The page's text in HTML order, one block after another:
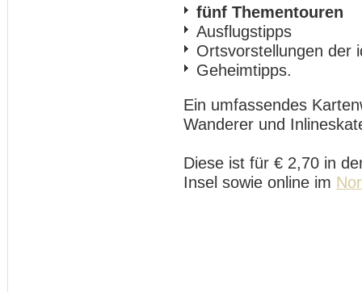
fünf Thementouren
Ausflugstipps
Ortsvorstellungen der
Geheimtipps.
Ein umfassendes
Wanderer und
Diese ist für € 2,70 in
Insel sowie online im